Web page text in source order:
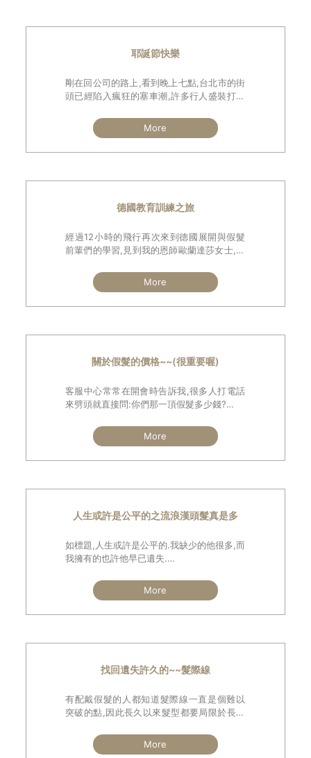
耶誕節快樂
剛在回公司的路上,看到晚上七點,台北市的街
頭已經陷入瘋狂的塞車潮,許多行人盛裝打扮
不禁又讓我回想起年輕時候的我,當時外表已
是個禿髮很明顯的人,因為外表的自卑所以遇
More
德國教育訓練之旅
經過12小時的飛行再次來到德國展開與假髮
前輩們的學習,見到我的恩師歐蘭達莎女士,雖
模的設計給了我們許多寶貴的指導,髮型修剪
的技巧她老人家甚至拿起剪刀當場示範,日耳
More
關於假髮的價格~~(很重要喔)
客服中心常常在開會時告訴我,很多人打電話
來劈頭就直接問:你們那一頂假髮多少錢?
何回答,原因是買假髮不同於買一般商品如雞
腿便當一個多少?台梗九號米一斤多少?黃金
More
人生或許是公平的之流浪漢頭髮真是多
如標題,人生或許是公平的.我缺少的他很多,而
我擁有的也許他早已遺失.
一位看似流浪漢的人士,身上衣服似乎已提早
換季,混身也散發獨特的男人味,但最讓我訝異
More
找回遺失許久的~~髮際線
有配戴假髮的人都知道髮際線一直是個難以
突破的點,因此長久以來髮型都要局限於長瀏
有一種假髮是完全露出髮際線如同小馬哥賭
神那樣的霸氣.
More